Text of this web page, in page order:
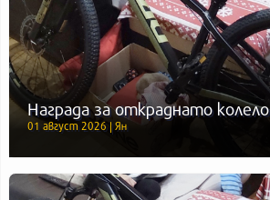
Награда за откраднато колело
01 август 2026 | Ян